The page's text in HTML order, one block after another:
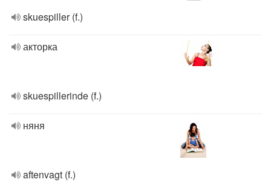
skuespiller (f.)
акторка
skuespillerinde (f.)
няня
aftenvagt (f.)